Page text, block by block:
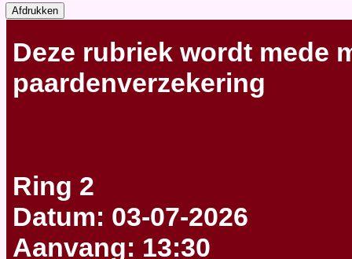
Deze rubriek wordt mede
paardenverzekering
Ring 2
Datum: 03-07-2026
Aanvang: 13:30